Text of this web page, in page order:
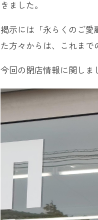
きました。
掲示には「永らくのご愛
た方々からは、これまで
今回の閉店情報に関しま